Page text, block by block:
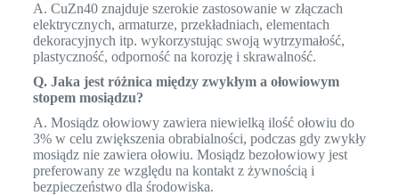
A. CuZn40 znajduje szerokie zastosowanie w złączach
elektrycznych, armaturze, przekładniach, elementach
dekoracyjnych itp. wykorzystując swoją wytrzymałość,
plastyczność, odporność na korozję i skrawalność.
Q. Jaka jest różnica między zwykłym a ołowiowym
stopem mosiądzu?
A. Mosiądz ołowiowy zawiera niewielką ilość ołowiu do
3% w celu zwiększenia obrabialności, podczas gdy zwykły
mosiądz nie zawiera ołowiu. Mosiądz bezołowiowy jest
preferowany ze względu na kontakt z żywnością i
bezpieczeństwo dla środowiska.